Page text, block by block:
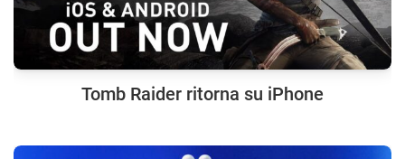
Tomb Raider ritorna su iPhone